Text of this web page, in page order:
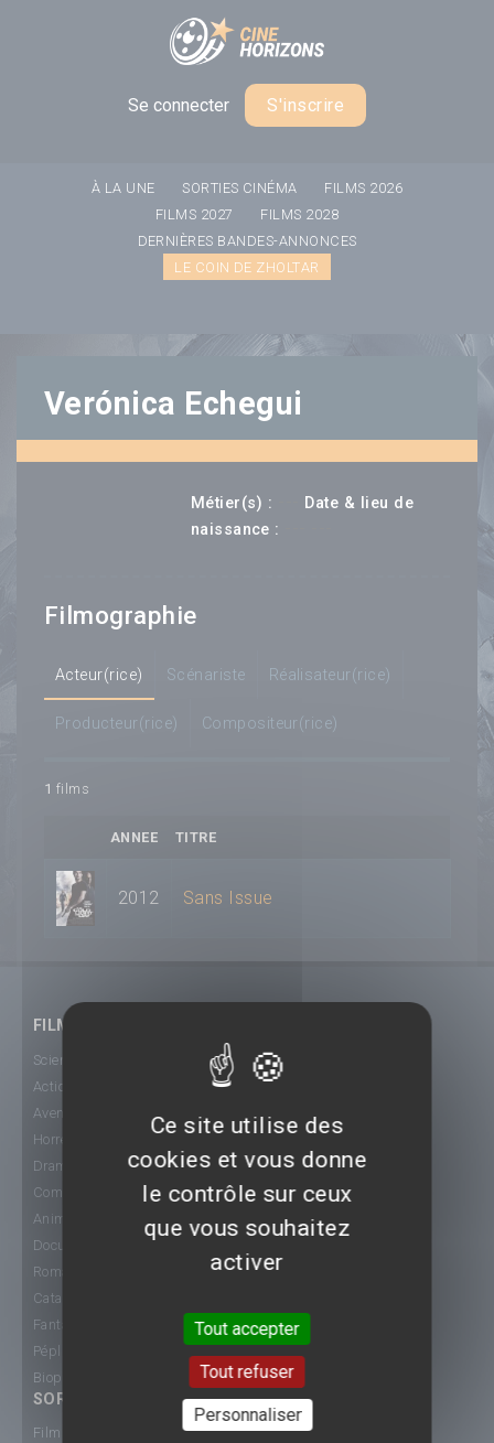
Se connecter S'inscrire
À LA UNE SORTIES CINÉMA
FILMS 2026
FILMS 2027
FILMS 2028
DERNIÈRES BANDES-ANNONCES
LE COIN DE ZHOLTAR
Verónica Echegui
Métier(s) :
Date & lieu de
naissance :
Filmographie
Acteur(rice) Scénariste Réalisateur(rice)
Producteur(rice) Compositeur(rice)
1 films
ANNEE TITRE
2012 Sans Issue
FILMS
Science-Fiction
Action
Aventure
Horreur
Drame
Comédie
Animation
Documentaire
Romance
Catastrophe
Fantastique
Péplum
Biopic
SORTIE CINÉ
Films 2015
Panneau de gestion des cookies
Ce site utilise des
cookies et vous donne
le contrôle sur ceux
que vous souhaitez
activer
Tout accepter
Tout refuser
Personnaliser